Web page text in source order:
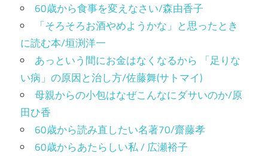
60歳から食事を変えなさい/森由香子
「そろそろお酒やめようかな」と思ったとき
に読む本/垣渕洋一
あっという間にお金はなくなるから 「足りな
い病」の原因と治し方/佐藤舞(サトマイ)
母親からの小包はなぜこんなにダサいのか/原
田ひ香
60歳から読み直したい名著70/齋藤孝
60歳からあたらしい私 / 広瀬裕子